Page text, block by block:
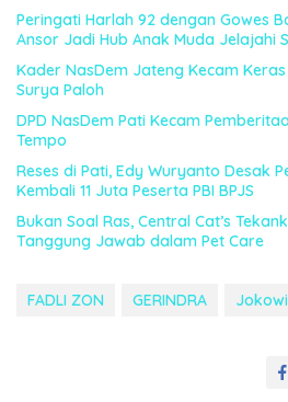
Peringati Harlah 92 dengan Gowes
Ansor Jadi Hub Anak Muda Jelajahi
Kader NasDem Jateng Kecam
Surya Paloh
DPD NasDem Pati Kecam
Tempo
Reses di Pati, Edy Wuryanto Desak
Kembali 11 Juta Peserta PBI BPJS
Bukan Soal Ras, Central Cat’s
Tanggung Jawab dalam Pet Care
FADLI ZON GERINDRA Jokowi